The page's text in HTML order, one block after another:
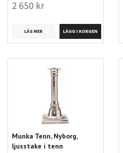
2 650 kr
LÄS MER
Munka Tenn, Nyborg,
ljusstake i tenn